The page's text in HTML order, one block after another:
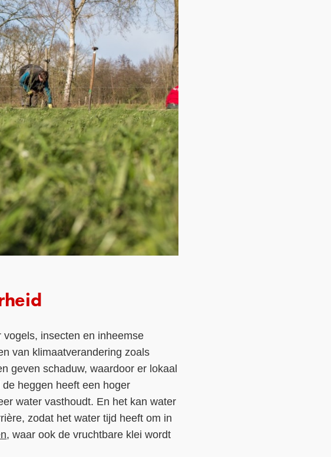
insecten en inheemse
van klimaatverandering zoals
geven schaduw, waardoor er lokaal
heggen heeft een hoger
water vasthoudt. En het kan water
zodat het water tijd heeft om in
, waar ook de vruchtbare klei wordt